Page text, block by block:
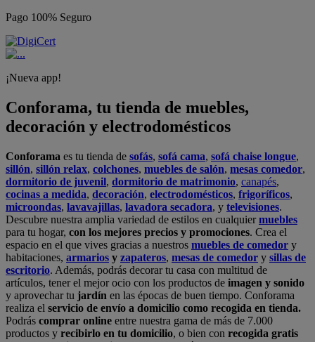
Pago 100% Seguro
¡Nueva app!
Conforama, tu tienda de muebles,
decoración y electrodomésticos
Conforama es tu tienda de sofás, sofá cama, sofá chaise longue,
sillón, sillón relax, colchones, muebles de salón, mesas comedor,
dormitorio de juvenil, dormitorio de matrimonio, canapés,
cocinas a medida, decoración, electrodomésticos, frigoríficos,
microondas, lavavajillas, lavadora secadora, y televisiones.
Descubre nuestra amplia variedad de estilos en cualquiermuebles
para tu hogar, con los mejores precios y promociones. Crea el
espacio en el que vives gracias a nuestros muebles de comedor y
habitaciones, armarios y zapateros, mesas de comedor y sillas de
escritorio. Además, podrás decorar tu casa con multitud de
artículos, tener el mejor ocio con los productos de imagen y sonido
y aprovechar tu jardín en las épocas de buen tiempo. Conforama
realiza el servicio de envío a domicilio como recogida en tienda.
Podrás comprar online entre nuestra gama de más de 7.000
productos y recibirlo en tu domicilio, o bien con recogida gratis